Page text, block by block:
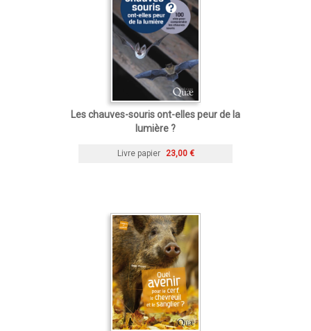
Les chauves-souris ont-elles peur de la
lumière ?
Livre papier 23,00 €